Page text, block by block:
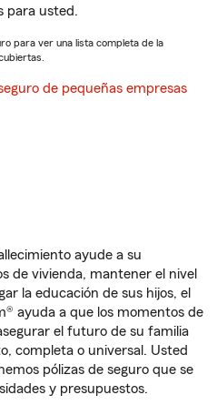
para usted.
para ver una lista completa de la
de pequeñas empresas
ayude a su
de vivienda, mantener el nivel
la educación de sus hijos, el
ayuda a que los momentos de
el futuro de su familia
completa o universal. Usted
pólizas de seguro que se
y presupuestos.